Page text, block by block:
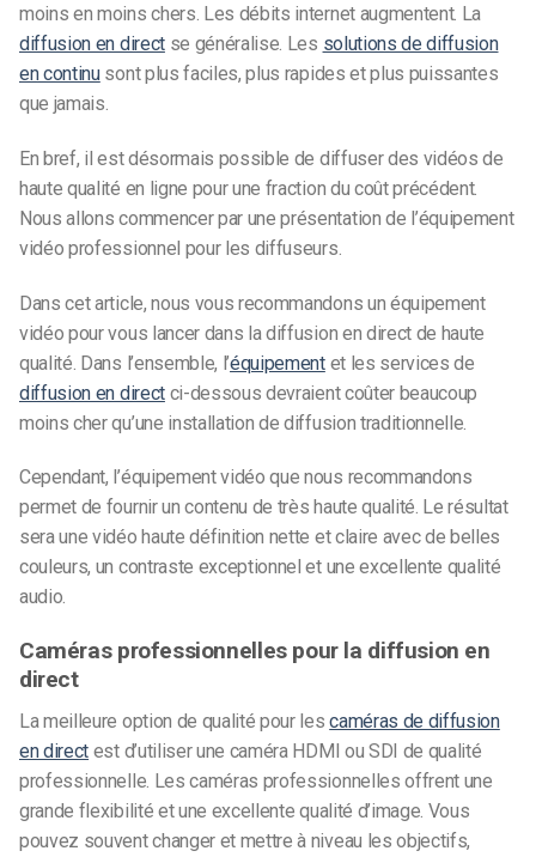
moins en moins chers. Les débits internet augmentent. La
diffusion en directse généralise. Les solutions de diffusion
en continusont plus faciles, plus rapides et plus puissantes
que jamais.
En bref, il est désormais possible de diffuser des vidéos de
haute qualité en ligne pour une fraction du coût précédent.
Nous allons commencer par une présentation de l’équipement
vidéo professionnel pour les diffuseurs.
Dans cet article, nous vous recommandons un équipement
vidéo pour vous lancer dans la diffusion en direct de haute
qualité. Dans l’ensemble, l’équipementet les services de
diffusion en directci-dessous devraient coûter beaucoup
moins cher qu’une installation de diffusion traditionnelle.
Cependant, l’équipement vidéo que nous recommandons
permet de fournir un contenu de très haute qualité. Le résultat
sera une vidéo haute définition nette et claire avec de belles
couleurs, un contraste exceptionnel et une excellente qualité
audio.
Caméras professionnelles pour la diffusion en
direct
La meilleure option de qualité pour lescaméras de diffusion
en direct est d’utiliser une caméra HDMI ou SDI de qualité
professionnelle. Les caméras professionnelles offrent une
grande flexibilité et une excellente qualité d’image. Vous
pouvez souvent changer et mettre à niveau les objectifs,